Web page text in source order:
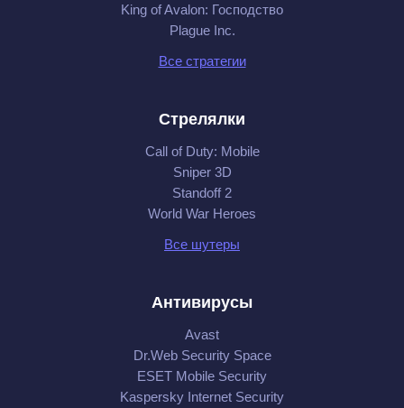
King of Avalon: Господство
Plague Inc.
Все стратегии
Стрелялки
Call of Duty: Mobile
Sniper 3D
Standoff 2
World War Heroes
Все шутеры
Антивирусы
Avast
Dr.Web Security Space
ESET Mobile Security
Kaspersky Internet Security